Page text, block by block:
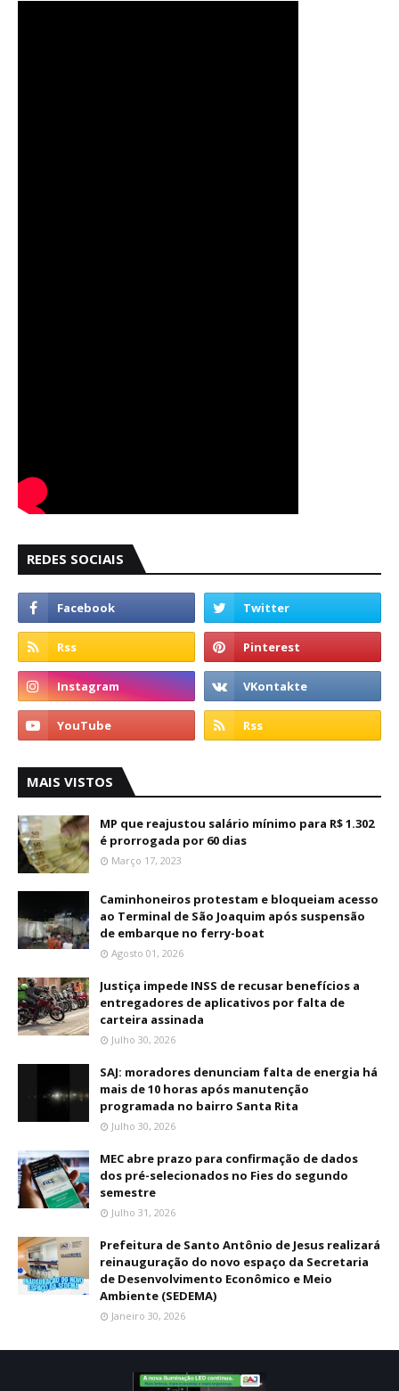
REDES SOCIAIS
MAIS VISTOS
MP que reajustou salário mínimo para R$ 1.302
é prorrogada por 60 dias
Março 17, 2023
Caminhoneiros protestam e bloqueiam acesso
ao Terminal de São Joaquim após suspensão
de embarque no ferry-boat
Agosto 01, 2026
Justiça impede INSS de recusar benefícios a
entregadores de aplicativos por falta de
carteira assinada
Julho 30, 2026
SAJ: moradores denunciam falta de energia há
mais de 10 horas após manutenção
programada no bairro Santa Rita
Julho 30, 2026
MEC abre prazo para confirmação de dados
dos pré-selecionados no Fies do segundo
semestre
Julho 31, 2026
Prefeitura de Santo Antônio de Jesus realizará
reinauguração do novo espaço da Secretaria
de Desenvolvimento Econômico e Meio
Ambiente (SEDEMA)
Janeiro 30, 2026